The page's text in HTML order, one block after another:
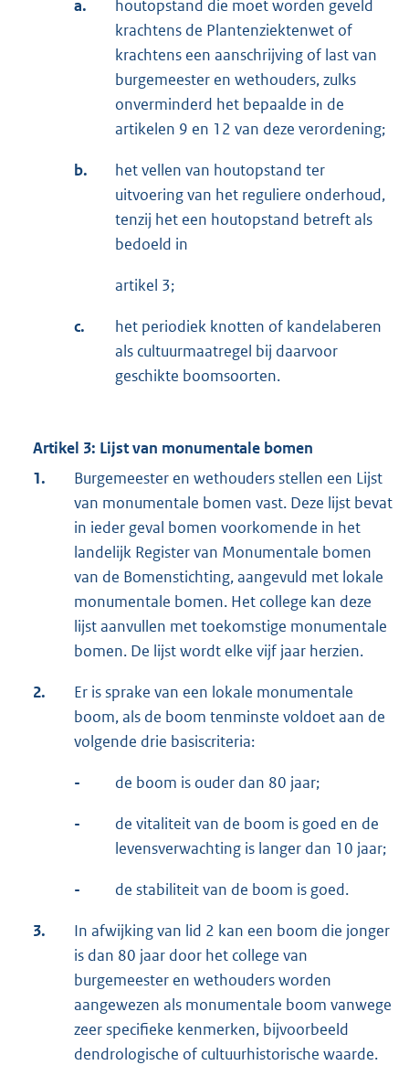
a.
houtopstand die moet worden geveld
krachtens de Plantenziektenwet of
krachtens een aanschrijving of last van
burgemeester en wethouders, zulks
onverminderd het bepaalde in de
artikelen 9 en 12 van deze verordening;
b.
het vellen van houtopstand ter
uitvoering van het reguliere onderhoud,
tenzij het een houtopstand betreft als
bedoeld in
artikel 3;
c.
het periodiek knotten of kandelaberen
als cultuurmaatregel bij daarvoor
geschikte boomsoorten.
Artikel 3: Lijst van monumentale bomen
1.
Burgemeester en wethouders stellen een Lijst
van monumentale bomen vast. Deze lijst bevat
in ieder geval bomen voorkomende in het
landelijk Register van Monumentale bomen
van de Bomenstichting, aangevuld met lokale
monumentale bomen. Het college kan deze
lijst aanvullen met toekomstige monumentale
bomen. De lijst wordt elke vijf jaar herzien.
2.
Er is sprake van een lokale monumentale
boom, als de boom tenminste voldoet aan de
volgende drie basiscriteria:
- de boom is ouder dan 80 jaar;
-
de vitaliteit van de boom is goed en de
levensverwachting is langer dan 10 jaar;
- de stabiliteit van de boom is goed.
3.
In afwijking van lid 2 kan een boom die jonger
is dan 80 jaar door het college van
burgemeester en wethouders worden
aangewezen als monumentale boom vanwege
zeer specifieke kenmerken, bijvoorbeeld
dendrologische of cultuurhistorische waarde.